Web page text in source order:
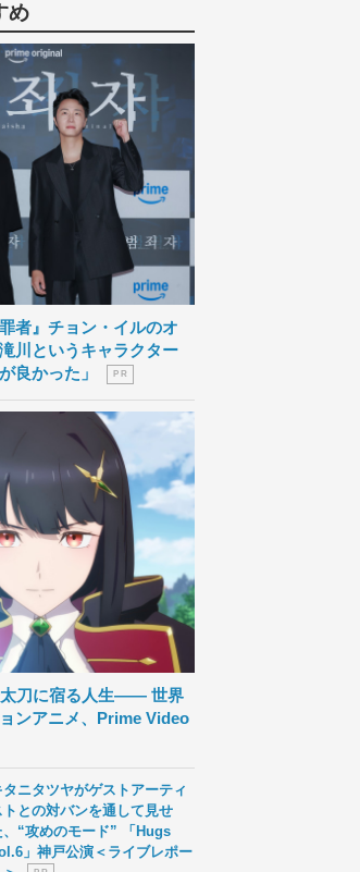
め
者』チョン・イルのオ
川というキャラクター
良かった」
P R
太刀に宿る人生―― 世界
ンアニメ、Prime Video
タニタツヤがゲストアーティ
トとの対バンを通して見せ
、“攻めのモード” 「Hugs
」神戸公演＜ライブレポー